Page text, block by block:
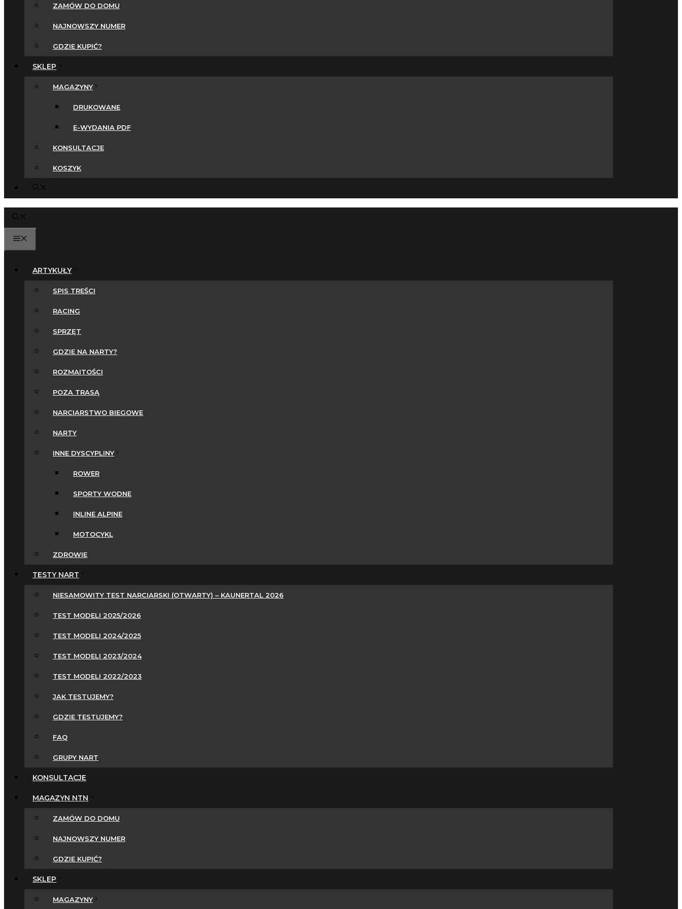
ZAMÓW DO DOMU
NAJNOWSZY NUMER
GDZIE KUPIĆ?
SKLEP
MAGAZYNY
DRUKOWANE
E-WYDANIA PDF
KONSULTACJE
KOSZYK
ARTYKUŁY
SPIS TREŚCI
RACING
SPRZĘT
GDZIE NA NARTY?
ROZMAITOŚCI
POZA TRASĄ
NARCIARSTWO BIEGOWE
NARTY
INNE DYSCYPLINY
ROWER
SPORTY WODNE
INLINE ALPINE
MOTOCYKL
ZDROWIE
TESTY NART
NIESAMOWITY TEST NARCIARSKI (OTWARTY) – KAUNERTAL 2026
TEST MODELI 2025/2026
TEST MODELI 2024/2025
TEST MODELI 2023/2024
TEST MODELI 2022/2023
JAK TESTUJEMY?
GDZIE TESTUJEMY?
FAQ
GRUPY NART
KONSULTACJE
MAGAZYN NTN
ZAMÓW DO DOMU
NAJNOWSZY NUMER
GDZIE KUPIĆ?
SKLEP
MAGAZYNY